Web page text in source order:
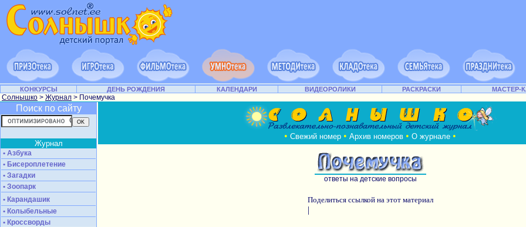
КОНКУРСЫ ДЕНЬ РОЖДЕНИЯ КАЛЕНДАРИ ВИДЕОРОЛИКИ РАСКРАСКИ МАСТЕР-
Солнышко > Журнал > Почемучка
Поиск по сайту
Журнал
• Азбука
• Бисероплетение
• Загадки
• Зоопарк
• Карандашик
• Колыбельные
• Кроссворды
• Свежий номер • Архив номеров • О журнале •
ответы на детские вопросы
Поделиться ссылкой на этот материал
|